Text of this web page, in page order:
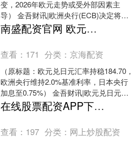
变，2026年欧元走势或受外部因素主
导） 金吾财讯|欧洲央行(ECB)决定将关
键存款利率维持在2%不变，并上调了经
济增长预期....
南盛配资官网 欧元兑日元汇率持稳184.70，欧洲央行维持2.0%基准利率，日本央行加息至0.75%
查看： 171 分类： 京海配资
（原标题：欧元兑日元汇率持稳184.70，
欧洲央行维持2.0%基准利率，日本央行
加息至0.75%） 金吾财讯|欧元兑日元汇
率周一维持在184.70附近，日内波动....
在线股票配资APP下载 黄金无视利空创历史新高，美债美元出了什么问题？
查看： 197 分类： 网上炒股配资